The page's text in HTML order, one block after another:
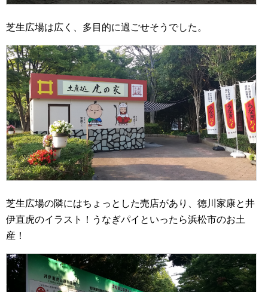
芝生広場は広く、多目的に過ごせそうでした。
芝生広場の隣にはちょっとした売店があり、徳川家康と井
伊直虎のイラスト！うなぎパイといったら浜松市のお土
産！